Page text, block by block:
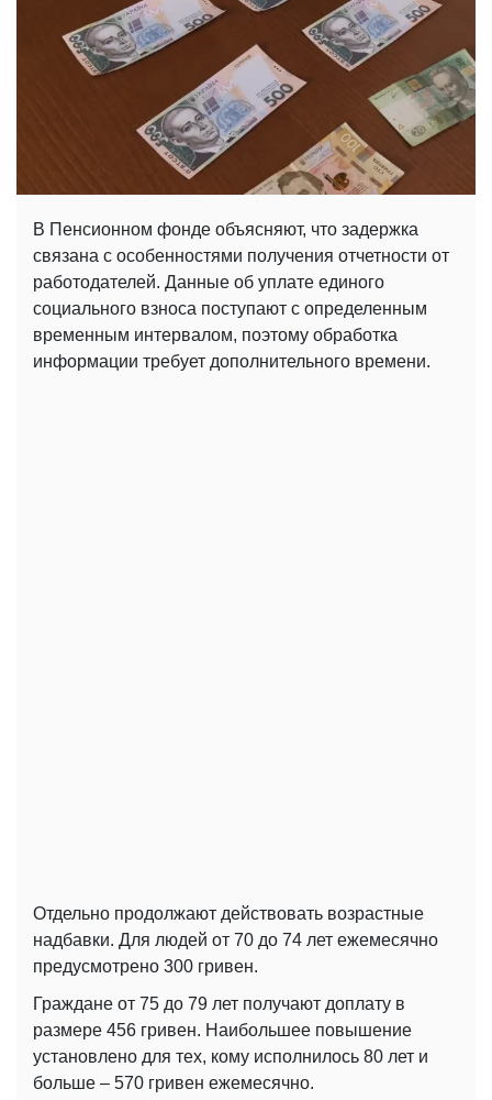
В Пенсионном фонде объясняют, что задержка
связана с особенностями получения отчетности от
работодателей. Данные об уплате единого
социального взноса поступают с определенным
временным интервалом, поэтому обработка
информации требует дополнительного времени.
Отдельно продолжают действовать возрастные
надбавки. Для людей от 70 до 74 лет ежемесячно
предусмотрено 300 гривен.
Граждане от 75 до 79 лет получают доплату в
размере 456 гривен. Наибольшее повышение
установлено для тех, кому исполнилось 80 лет и
больше – 570 гривен ежемесячно.